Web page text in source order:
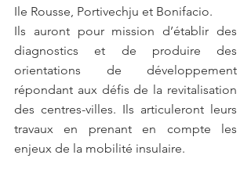
Ile Rousse, Portivechju et Bonifacio.
Ils auront pour mission d’établir des
diagnostics et de produire des
orientations de développement
répondant aux défis de la revitalisation
des centres-villes. Ils articuleront leurs
travaux en prenant en compte les
enjeux de la mobilité insulaire.